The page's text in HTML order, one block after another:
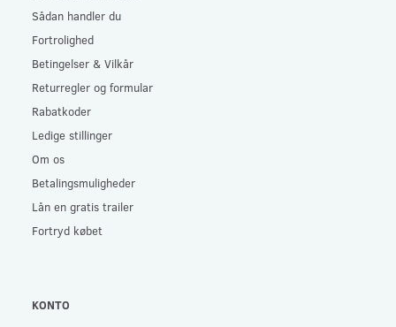
Sådan handler du
Fortrolighed
Betingelser & Vilkår
Returregler og formular
Rabatkoder
Ledige stillinger
Om os
Betalingsmuligheder
Lån en gratis trailer
Fortryd købet
KONTO